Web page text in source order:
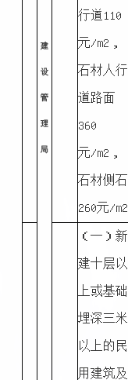
建
设
管
理
局
行道110
元/m2，
石材人行
道路面
360
元/m2，
石材侧石
260元/m2
（一）新
建十层以
上或基础
埋深三米
以上的民
用建筑及